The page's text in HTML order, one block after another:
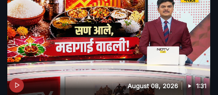
August 08, 2026 1:31